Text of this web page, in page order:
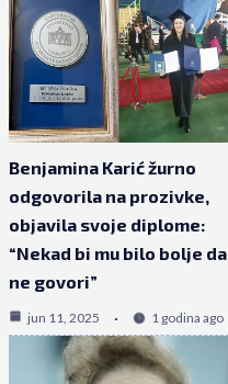
Benjamina Karić žurno
odgovorila na prozivke,
objavila svoje diplome:
“Nekad bi mu bilo bolje da
ne govori”
jun 11, 2025 1 godina ago